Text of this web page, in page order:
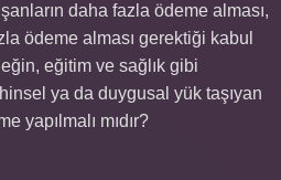
daha fazla ödeme alması,
ödeme alması gerektiği kabul
eğitim ve sağlık gibi
ya da duygusal yük taşıyan
yapılmalı mıdır?